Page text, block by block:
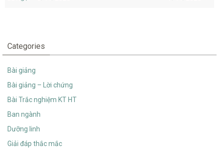
Categories
Bài giảng
Bài giảng – Lời chứng
Bài Trắc nghiệm KT HT
Ban ngành
Dưỡng linh
Giải đáp thắc mắc